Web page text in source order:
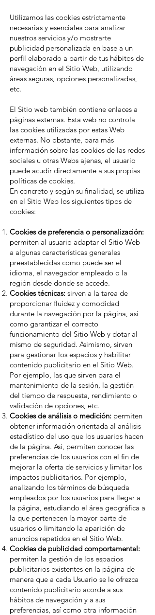
Utilizamos las cookies estrictamente
necesarias y esenciales para analizar
nuestros servicios y/o mostrarte
publicidad personalizada en base a un
perfil elaborado a partir de tus hábitos de
navegación en el Sitio Web, utilizando
áreas seguras, opciones personalizadas,
etc.
El Sitio web también contiene enlaces a
páginas externas. Esta web no controla
las cookies utilizadas por estas Web
externas. No obstante, para más
información sobre las cookies de las redes
sociales u otras Webs ajenas, el usuario
puede acudir directamente a sus propias
políticas de cookies.
En concreto y según su finalidad, se utiliza
en el Sitio Web los siguientes tipos de
cookies:
Cookies de preferencia o personalización:
permiten al usuario adaptar el Sitio Web
a algunas características generales
preestablecidas como puede ser el
idioma, el navegador empleado o la
región desde donde se accede.
Cookies técnicas: sirven a la tarea de
proporcionar fluidez y comodidad
durante la navegación por la página, así
como garantizar el correcto
funcionamiento del Sitio Web y dotar al
mismo de seguridad. Asimismo, sirven
para gestionar los espacios y habilitar
contenido publicitario en el Sitio Web.
Por ejemplo, las que sirven para el
mantenimiento de la sesión, la gestión
del tiempo de respuesta, rendimiento o
validación de opciones, etc.
Cookies de análisis o medición: permiten
obtener información orientada al análisis
estadístico del uso que los usuarios hacen
de la página. Así, permiten conocer las
preferencias de los usuarios con el fin de
mejorar la oferta de servicios y limitar los
impactos publicitarios. Por ejemplo,
analizando los términos de búsqueda
empleados por los usuarios para llegar a
la página, estudiando el área geográfica a
la que pertenecen la mayor parte de
usuarios o limitando la aparición de
anuncios repetidos en el Sitio Web.
Cookies de publicidad comportamental:
permiten la gestión de los espacios
publicitarios existentes en la página de
manera que a cada Usuario se le ofrezca
contenido publicitario acorde a sus
hábitos de navegación y a sus
preferencias, así como otra información